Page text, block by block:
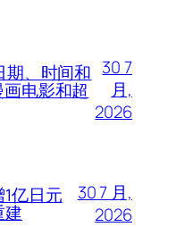
期、时间和
电影和超
30 7
月,
2026
亿日元
建
30 7 月,
2026